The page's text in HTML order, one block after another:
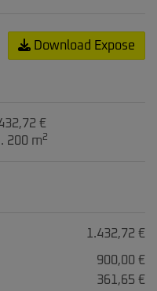
Download Expose
€
200 m2
1.432,72 €
900,00 €
361,65 €